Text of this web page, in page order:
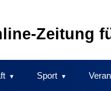
Zeitung
Sport